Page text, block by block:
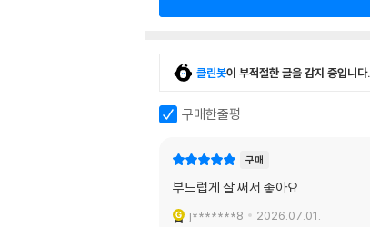
클린봇이 부적절한 글을 감지 중입니다.
구매한줄평
구매
부드럽게 잘 써서 좋아요
j*******8 2026.07.01.